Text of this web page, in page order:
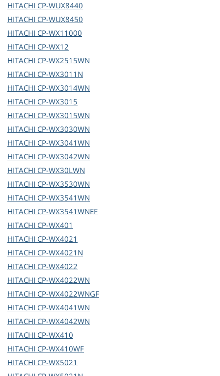
HITACHI CP-WUX8440
HITACHI CP-WUX8450
HITACHI CP-WX11000
HITACHI CP-WX12
HITACHI CP-WX2515WN
HITACHI CP-WX3011N
HITACHI CP-WX3014WN
HITACHI CP-WX3015
HITACHI CP-WX3015WN
HITACHI CP-WX3030WN
HITACHI CP-WX3041WN
HITACHI CP-WX3042WN
HITACHI CP-WX30LWN
HITACHI CP-WX3530WN
HITACHI CP-WX3541WN
HITACHI CP-WX3541WNEF
HITACHI CP-WX401
HITACHI CP-WX4021
HITACHI CP-WX4021N
HITACHI CP-WX4022
HITACHI CP-WX4022WN
HITACHI CP-WX4022WNGF
HITACHI CP-WX4041WN
HITACHI CP-WX4042WN
HITACHI CP-WX410
HITACHI CP-WX410WF
HITACHI CP-WX5021